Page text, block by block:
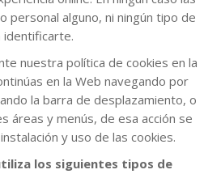
personal alguno, ni ningún tipo de
identificarte.
nuestra política de cookies en la
en la Web navegando por
la barra de desplazamiento, o
áreas y menús, de esa acción se
y uso de las cookies.
los siguientes tipos de